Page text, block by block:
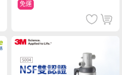
免運